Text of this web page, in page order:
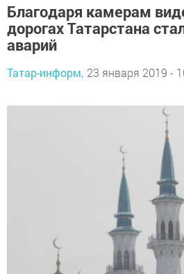
Благодаря камерам
дорогах Татарстана
аварий
Татар-информ, 23 января 2019 -